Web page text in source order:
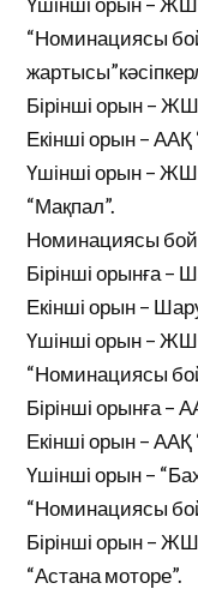
“Номинациясы
Бірінші орын –
Екінші орын –
Үшінші орын –
“Мақпал”.
Номинациясы
Бірінші орынға –
Екінші орын –
Үшінші орын –
“Номинациясы
Бірінші орынға –
Екінші орын – ААҚ
Үшінші орын –
“Номинациясы
Бірінші орын –
“Астана моторе”.